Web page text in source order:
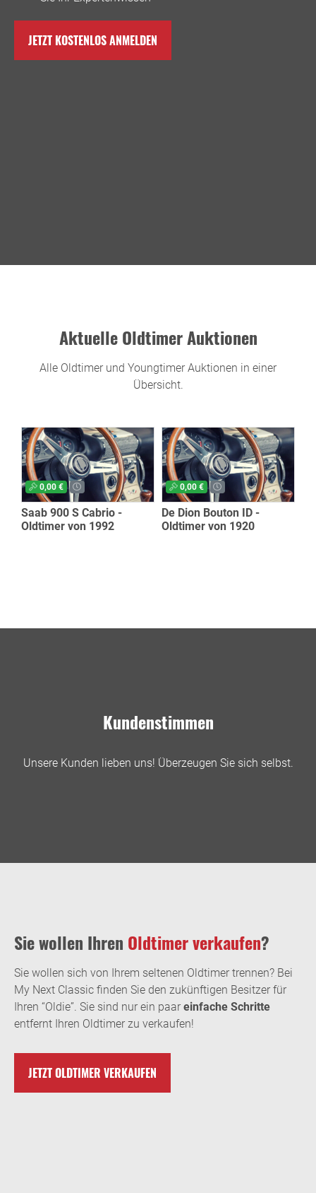
JETZT KOSTENLOS ANMELDEN
Aktuelle Oldtimer Auktionen
Alle Oldtimer und Youngtimer Auktionen in einer
Übersicht.
0,00 €
Saab 900 S Cabrio -
Oldtimer von 1992
0,00 €
De Dion Bouton ID -
Oldtimer von 1920
Kundenstimmen
Unsere Kunden lieben uns! Überzeugen Sie sich selbst.
Sie wollen Ihren Oldtimer verkaufen?
Sie wollen sich von Ihrem seltenen Oldtimer trennen? Bei
My Next Classic finden Sie den zukünftigen Besitzer für
Ihren “Oldie”. Sie sind nur ein paar einfache Schritte
entfernt Ihren Oldtimer zu verkaufen!
JETZT OLDTIMER VERKAUFEN